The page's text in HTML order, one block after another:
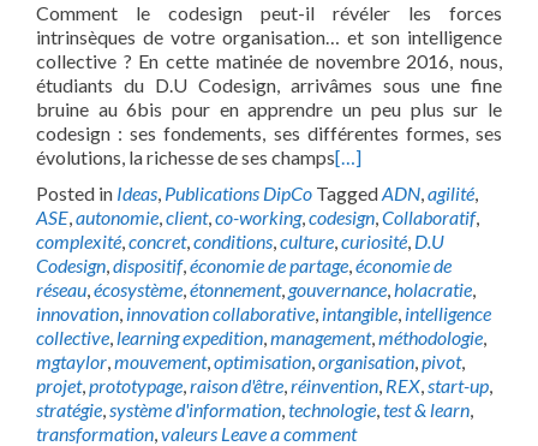
Comment le codesign peut-il révéler les forces
intrinsèques de votre organisation… et son intelligence
collective ? En cette matinée de novembre 2016, nous,
étudiants du D.U Codesign, arrivâmes sous une fine
bruine au 6bis pour en apprendre un peu plus sur le
codesign : ses fondements, ses différentes formes, ses
évolutions, la richesse de ses champs[…]
Posted in Ideas, Publications DipCo TaggedADN,agilité,
ASE,autonomie,client,co-working,codesign,Collaboratif,
complexité,concret,conditions,culture,curiosité, D.U
Codesign,dispositif,économie de partage,économie de
réseau,écosystème,étonnement,gouvernance,holacratie,
innovation, innovation collaborative, intangible, intelligence
collective, learning expedition,management,méthodologie,
mgtaylor,mouvement,optimisation,organisation,pivot,
projet,prototypage,raison d'être,réinvention, REX,start-up,
stratégie,système d'information,technologie,test & learn,
transformation,valeurs Leave a comment